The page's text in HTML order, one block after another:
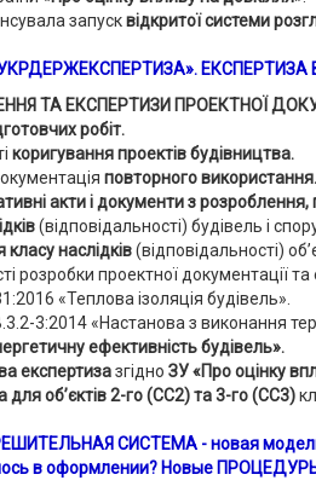
запусквідкритої системи
ЕКСПЕРТИЗА
ТА ЕКСПЕРТИЗИ ПРОЕКТНОЇ
робіт.
коригування проектів будівництва.
повторного використання.
акти і документи з
(відповідальності) будівель і
наслідків(відповідальності)
розробки проектної документації та
«Теплова ізоляція будівель».
3:2014 «Настанова з виконання
ефективність будівель».
експертизазгідно ЗУ «Про оцінку
для об’єктів 2-го (СС2) та 3-го (СС3)
СИСТЕМА - новая
в оформлении? Новые